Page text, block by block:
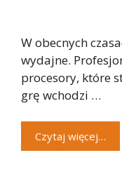
W obecnych
wydajne.
procesory, które
grę wchodzi …
Czytaj więcej…